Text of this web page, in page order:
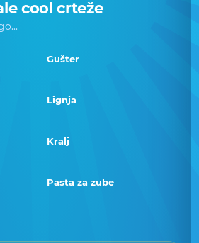
cool crteže
Gušter
Lignja
Kralj
Pasta za zube